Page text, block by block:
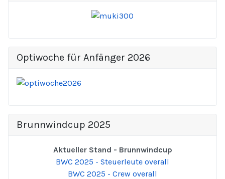
Optiwoche für Anfänger 2026
Brunnwindcup 2025
Aktueller Stand - Brunnwindcup
BWC 2025 - Steuerleute overall
BWC 2025 - Crew overall